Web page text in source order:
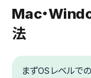
Mac・
法
まずOSレベルで